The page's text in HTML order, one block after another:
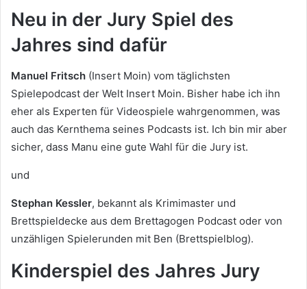
Neu in der Jury Spiel des
Jahres sind dafür
Manuel Fritsch (Insert Moin) vom täglichsten
Spielepodcast der Welt Insert Moin. Bisher habe ich ihn
eher als Experten für Videospiele wahrgenommen, was
auch das Kernthema seines Podcasts ist. Ich bin mir aber
sicher, dass Manu eine gute Wahl für die Jury ist.
und
Stephan Kessler, bekannt als Krimimaster und
Brettspieldecke aus dem Brettagogen Podcast oder von
unzähligen Spielerunden mit Ben (Brettspielblog).
Kinderspiel des Jahres Jury